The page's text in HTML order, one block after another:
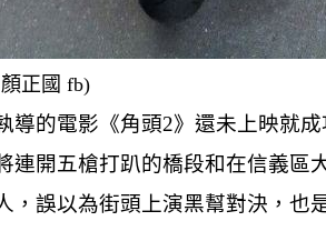
正國 fb)
導的電影《角頭2》還未上映就
連開五槍打趴的橋段和在信義區
，誤以為街頭上演黑幫對決，也